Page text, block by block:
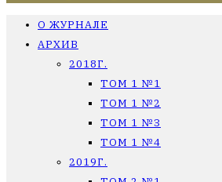
О ЖУРНАЛЕ
АРХИВ
2018Г.
ТОМ 1 №1
ТОМ 1 №2
ТОМ 1 №3
ТОМ 1 №4
2019Г.